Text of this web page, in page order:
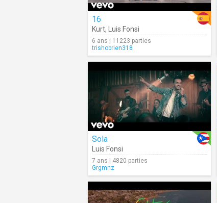
16
Kurt, Luis Fonsi
6 ans | 11223 parties
trishobrien318
Sola
Luis Fonsi
7 ans | 4820 parties
Grgmnz